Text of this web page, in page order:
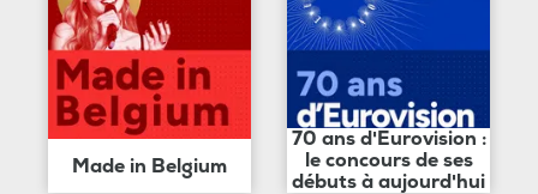
Made in Belgium
70 ans d'Eurovision :
le concours de ses
débuts à aujourd'hui